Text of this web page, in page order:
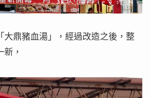
大鼎豬血湯」，經過改造之後，整
新，